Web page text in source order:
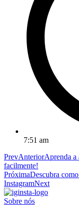
7:51 am
PrevAnteriorAprenda a
facilmente!
PróximaDescubra
InstagramNext
Sobre nós